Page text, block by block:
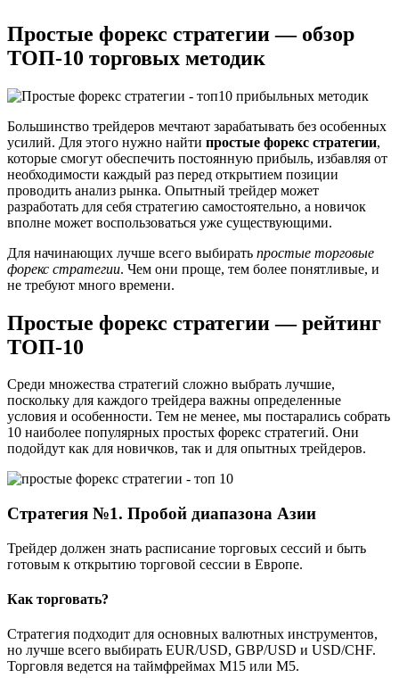
Простые форекс стратегии — обзор
ТОП-10 торговых методик
Большинство трейдеров мечтают зарабатывать без особенных
усилий. Для этого нужно найти простые форекс стратегии,
которые смогут обеспечить постоянную прибыль, избавляя от
необходимости каждый раз перед открытием позиции
проводить анализ рынка. Опытный трейдер может
разработать для себя стратегию самостоятельно, а новичок
вполне может воспользоваться уже существующими.
Для начинающих лучше всего выбирать простые торговые
форекс стратегии. Чем они проще, тем более понятливые, и
не требуют много времени.
Простые форекс стратегии — рейтинг
ТОП-10
Среди множества стратегий сложно выбрать лучшие,
поскольку для каждого трейдера важны определенные
условия и особенности. Тем не менее, мы постарались собрать
10 наиболее популярных простых форекс стратегий. Они
подойдут как для новичков, так и для опытных трейдеров.
Стратегия №1. Пробой диапазона Азии
Трейдер должен знать расписание торговых сессий и быть
готовым к открытию торговой сессии в Европе.
Как торговать?
Стратегия подходит для основных валютных инструментов,
но лучше всего выбирать EUR/USD, GBP/USD и USD/CHF.
Торговля ведется на таймфреймах М15 или М5.